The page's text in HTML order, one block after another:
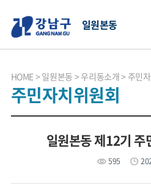
일원본동
HOME 일원본동 우리동소개 주민
주민자치위원회
일원본동 제12기 주
595